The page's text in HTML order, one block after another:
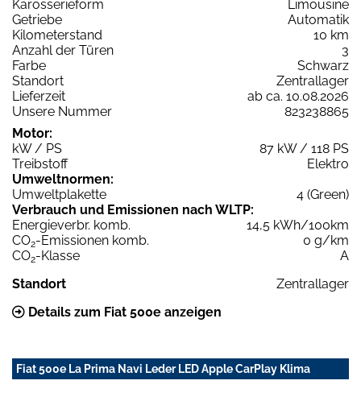
Karosserieform
Limousine
Getriebe
Automatik
Kilometerstand
10 km
Anzahl der Türen
3
Farbe
Schwarz
Standort
Zentrallager
Lieferzeit
ab ca. 10.08.2026
Unsere Nummer
823238865
Motor:
kW / PS
87 kW / 118 PS
Treibstoff
Elektro
Umweltnormen:
Umweltplakette
4 (Green)
Verbrauch und Emissionen nach WLTP:
Energieverbr. komb.
14,5 kWh/100km
CO2-Emissionen komb.
0 g/km
CO2-Klasse
A
Standort
Zentrallager
Details zum Fiat 500e anzeigen
Fiat 500e La Prima Navi Leder LED Apple CarPlay Klima